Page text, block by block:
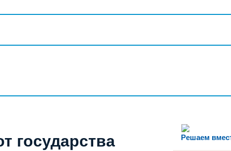
Решаем
государства